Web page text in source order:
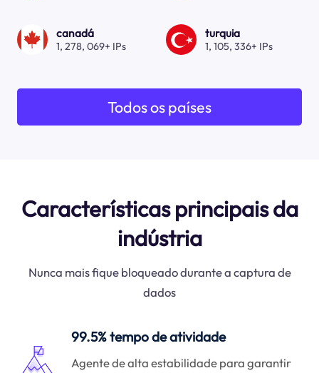
canadá
1, 278, 069+ IPs
turquia
1, 105, 336+ IPs
Todos os países
Características principais da
indústria
Nunca mais fique bloqueado durante a captura de
dados
99.5% tempo de atividade
Agente de alta estabilidade para garantir